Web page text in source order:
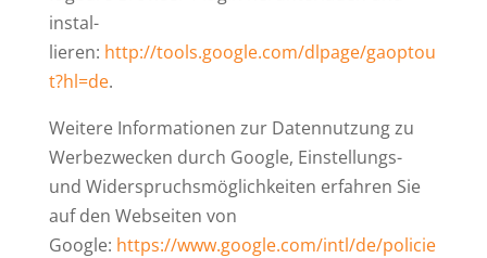
instal­
lieren: http://tools.google.com/dlpage/gaoptou
t?hl=de.
Weitere Infor­ma­tionen zur Daten­nutzung zu
Wer­be­zwecken durch Google, Ein­stel­lungs-
und Wider­spruchs­mög­lich­keiten erfahren Sie
auf den Web­seiten von
Google: https://www.google.com/intl/de/policie